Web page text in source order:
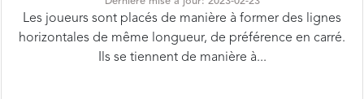
Les joueurs sont placés de manière à former des lignes
horizontales de même longueur, de préférence en carré.
Ils se tiennent de manière à...